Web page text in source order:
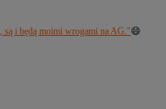
są i będą moimi wrogami na AG."😄